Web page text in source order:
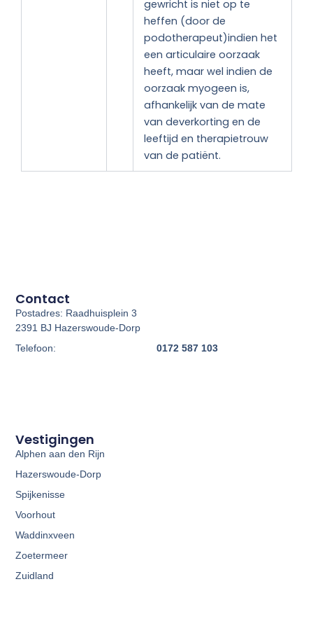
gewricht is niet op te
heffen (door de
podotherapeut)indien het
een articulaire oorzaak
heeft, maar wel indien de
oorzaak myogeen is,
afhankelijk van de mate
van deverkorting en de
leeftijd en therapietrouw
van de patiënt.
Vestigingen
Alphen aan den Rijn
Hazerswoude-Dorp
Spijkenisse
Voorhout
Waddinxveen
Zoetermeer
Zuidland
Contact
Postadres: Raadhuisplein 3
2391 BJ Hazerswoude-Dorp
Telefoon:
0172 587 103